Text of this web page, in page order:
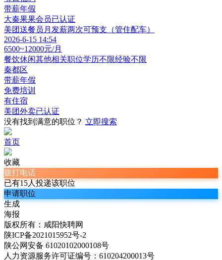
带薪年假
大秦果果会员已认证
美团送餐员月发薪两次可预支（管住配车）
2026-6-15 14:54
6500~12000元/月
餐饮休闲其他相关职位学历不限经验不限
秦都区
带薪年假
免费培训
有住宿
美团外卖已认证
没有找到满意的职位？ 立即搜索
首页
收藏
拨打电话
已有15人投递该职位
申请职位
生成
海报
版权所有：咸阳快聘网
陕ICP备2021015952号-2
陕公网安备 61020102000108号
人力资源服务许可证编号：610204200013号